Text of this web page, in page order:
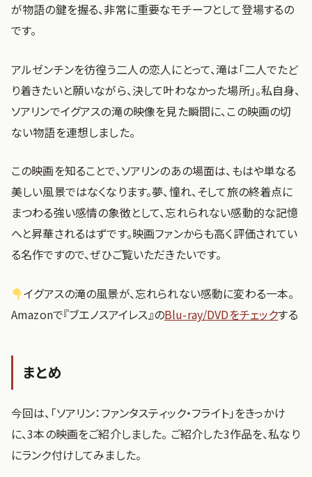
が物語の鍵を握る、非常に重要なモチーフとして登場するの
です。
アルゼンチンを彷徨う二人の恋人にとって、滝は「二人でたど
り着きたいと願いながら、決して叶わなかった場所」。私自身、
ソアリンでイグアスの滝の映像を見た瞬間に、この映画の切
ない物語を連想しました。
この映画を知ることで、ソアリンのあの場面は、もはや単なる
美しい風景ではなくなります。夢、憧れ、そして旅の終着点に
まつわる強い感情の象徴として、忘れられない感動的な記憶
へと昇華されるはずです。映画ファンからも高く評価されてい
る名作ですので、ぜひご覧いただきたいです。
イグアスの滝の風景が、忘れられない感動に変わる一本。
Amazonで『ブエノスアイレス』のBlu-ray/DVDをチェックする
まとめ
今回は、「ソアリン：ファンタスティック・フライト」をきっかけ
に、3本の映画をご紹介しました。 ご紹介した3作品を、私なり
にランク付けしてみました。